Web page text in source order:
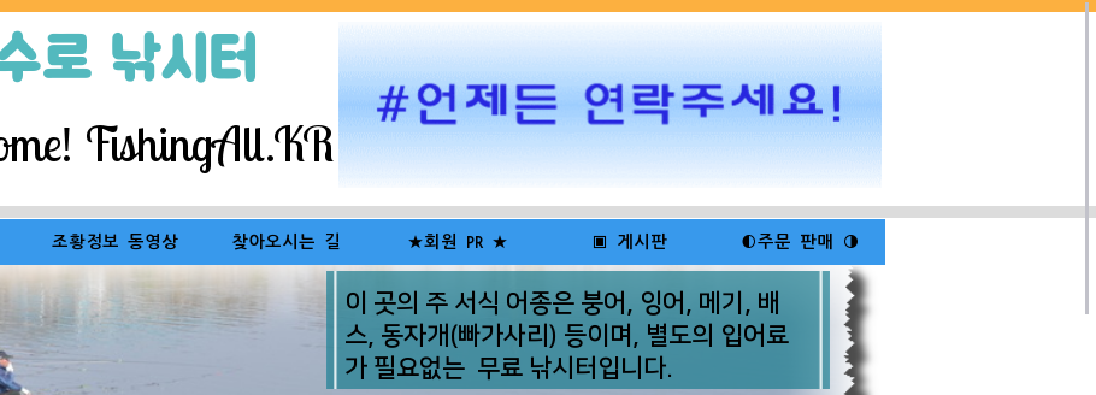
조황정보 동영상 찾아오시는 길 ★회원 PR ★ ▣ 게시판 ◐주문 판매 ◑
banax 낚시용품 전문취급
2016년 하반기
2016년 상반기
|서/낚/협 N-cafe| 장도수 회장님
이도훈 섭외이사님
◐공지 사항◑
▣ Q & A 게시판
▣ 자유 게시판
-낚시보트 대여안내
이 곳의 주 서식 어종은 붕어, 잉어, 메기, 배
스, 동자개(빠가사리) 등이며, 별도의 입어료
가 필요없는 무료 낚시터입니다.
로 낚시터
FishingAll.KR